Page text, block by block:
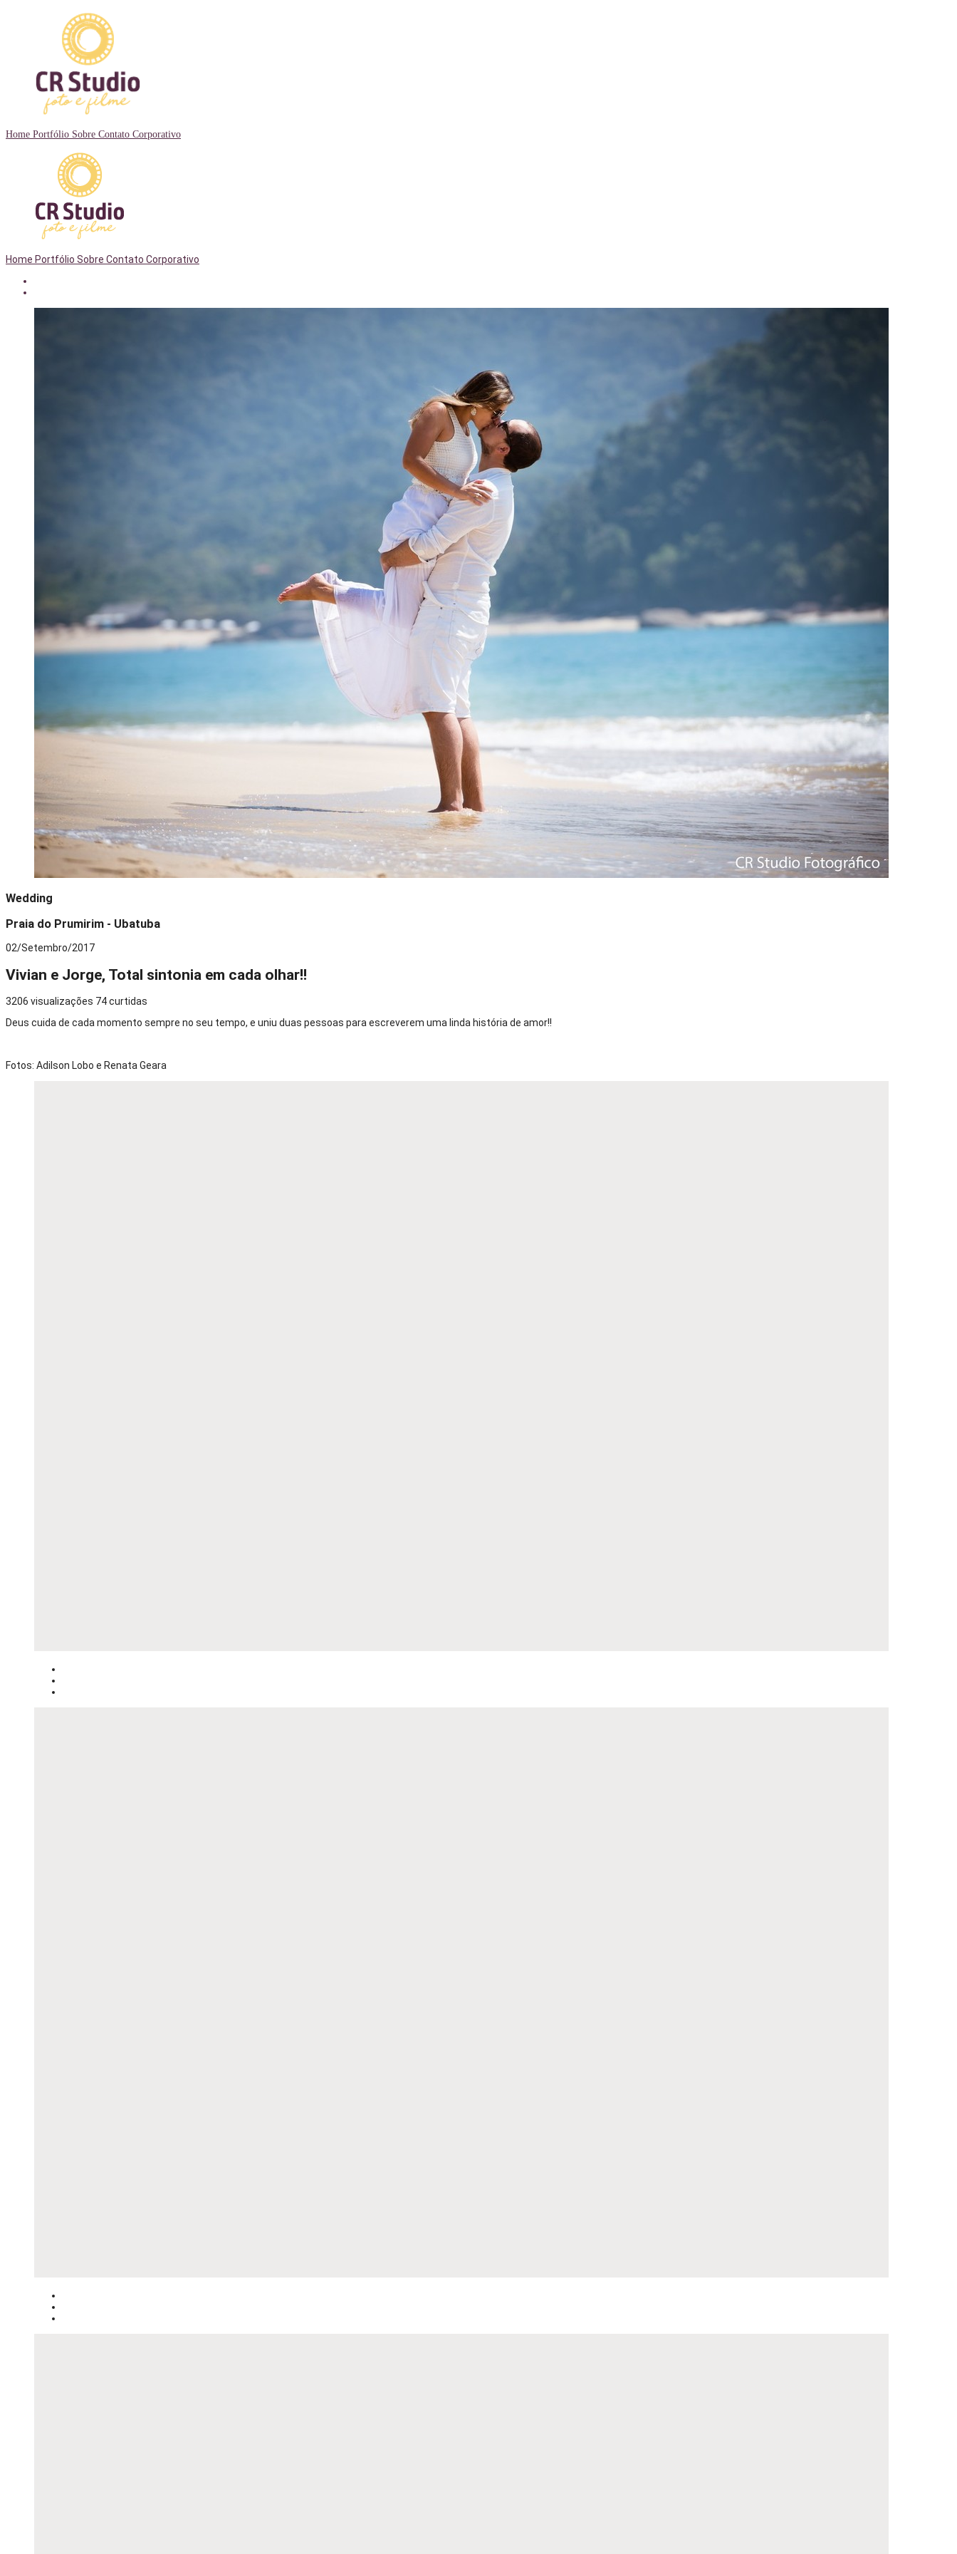
Home Portfólio Sobre Contato Corporativo
Home Portfólio Sobre Contato Corporativo
Wedding
Praia do Prumirim - Ubatuba
02/Setembro/2017
Vivian e Jorge, Total sintonia em cada olhar!!
3206 visualizações 74curtidas
Deus cuida de cada momento sempre no seu tempo, e uniu duas pessoas para escreverem uma linda história de amor!!
Fotos: Adilson Lobo e Renata Geara